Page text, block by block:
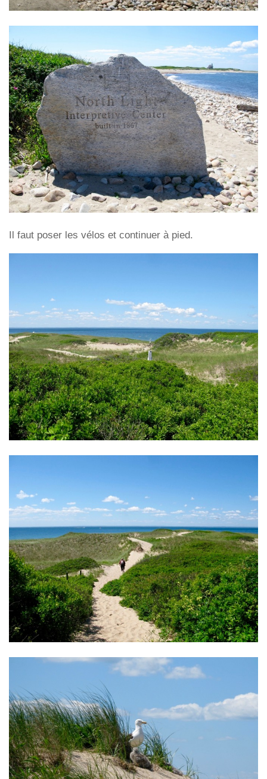
Il faut poser les vélos et continuer à pied.